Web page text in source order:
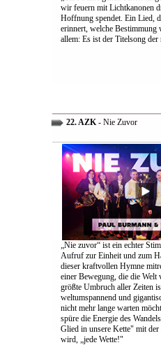
wir feuern mit Lichtkanonen
Hoffnung spendet. Ein Lied,
erinnert, welche Bestimmung
allem: Es ist der Titelsong der
22. AZK- Nie Zuvor
„Nie zuvor“ ist ein echter
Aufruf zur Einheit und zum
dieser kraftvollen Hymne
einer Bewegung, die die Welt
größte Umbruch aller Zeiten
weltumspannend und
nicht mehr lange warten
spüre die Energie des
Glied in unsere Kette" mit der
wird, „jede Wette!"